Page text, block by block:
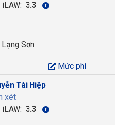
3.3
Lạng Sơn
Mức phí
Tài Hiệp
xét
3.3